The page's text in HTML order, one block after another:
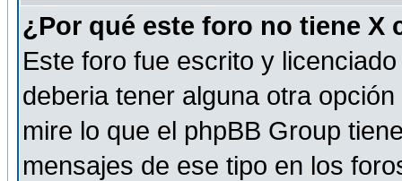
¿Por qué este foro no tiene X
Este foro fue escrito y
deberia tener alguna otra
mire lo que el phpBB Group
mensajes de ese tipo en los